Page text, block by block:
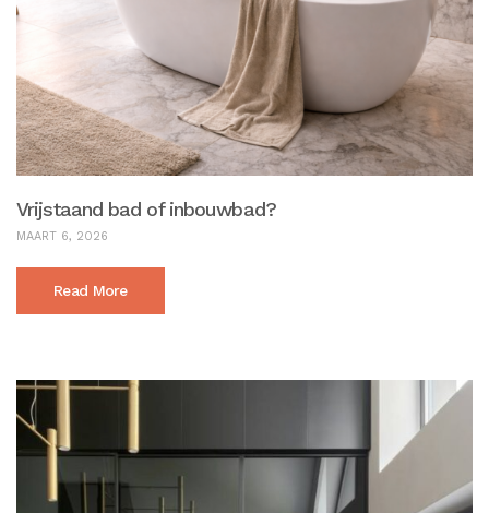
Vrijstaand bad of inbouwbad?
MAART 6, 2026
Read More